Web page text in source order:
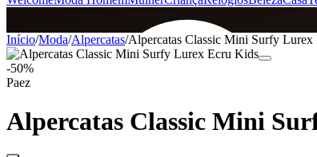
SINCE 2005
Início/Moda/Alpercatas/Alpercatas Classic Mini Surfy Lurex
-50%
Paez
Alpercatas Classic Mini